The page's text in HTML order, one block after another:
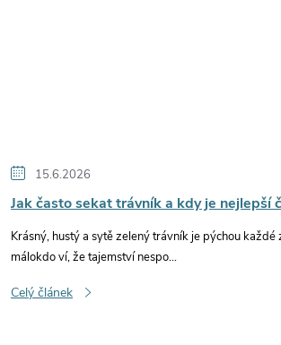
15.6.2026
Jak často sekat trávník a kdy je nejlepší
Krásný, hustý a sytě zelený trávník je pýchou každé
málokdo ví, že tajemství nespo...
Celý článek